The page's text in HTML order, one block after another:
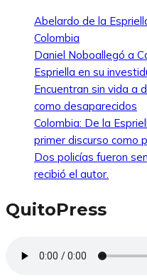
Abelardo de la
Colombia
Daniel Noboallegó a
Espriella en su
Encuentran sin vida a
como desaparecidos
Colombia: De la
primer discurso como
Dos policías fueron
recibió el autor.
QuitoPress